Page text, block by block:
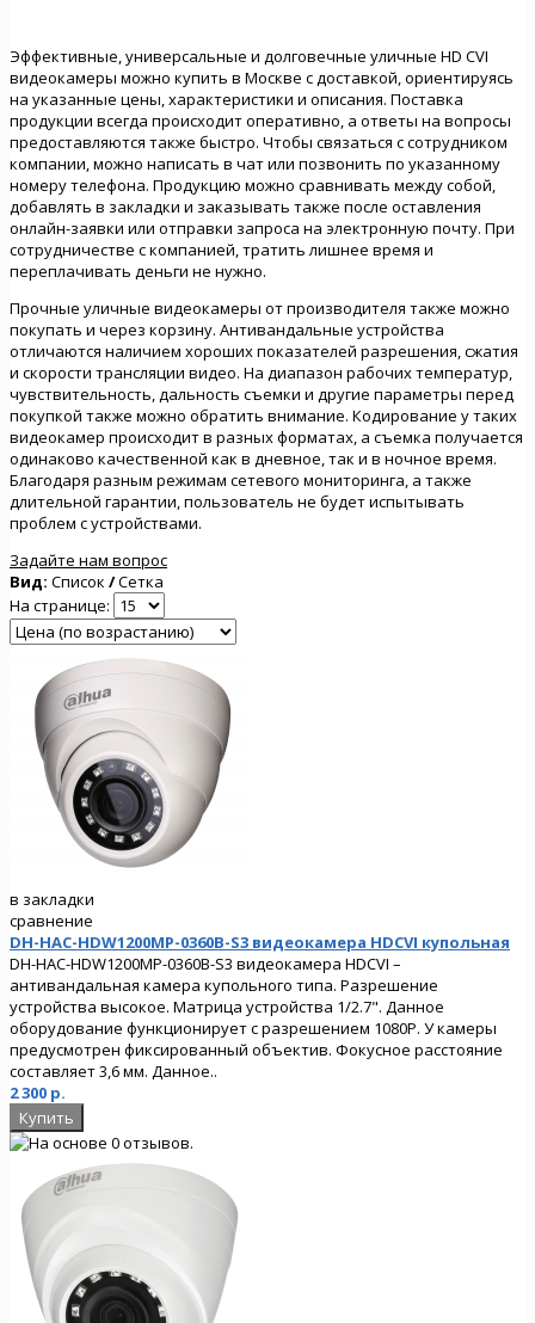
Эффективные, универсальные и долговечные уличные HD CVI
видеокамеры можно купить в Москве с доставкой, ориентируясь
на указанные цены, характеристики и описания. Поставка
продукции всегда происходит оперативно, а ответы на вопросы
предоставляются также быстро. Чтобы связаться с сотрудником
компании, можно написать в чат или позвонить по указанному
номеру телефона. Продукцию можно сравнивать между собой,
добавлять в закладки и заказывать также после оставления
онлайн-заявки или отправки запроса на электронную почту. При
сотрудничестве с компанией, тратить лишнее время и
переплачивать деньги не нужно.
Прочные уличные видеокамеры от производителя также можно
покупать и через корзину. Антивандальные устройства
отличаются наличием хороших показателей разрешения, сжатия
и скорости трансляции видео. На диапазон рабочих температур,
чувствительность, дальность съемки и другие параметры перед
покупкой также можно обратить внимание. Кодирование у таких
видеокамер происходит в разных форматах, а съемка получается
одинаково качественной как в дневное, так и в ночное время.
Благодаря разным режимам сетевого мониторинга, а также
длительной гарантии, пользователь не будет испытывать
проблем с устройствами.
Задайте нам вопрос
Вид: Список /Сетка
На странице:
в закладки
сравнение
DH-HAC-HDW1200MP-0360B-S3 видеокамера HDCVI купольная
DH-HAC-HDW1200MP-0360B-S3 видеокамера HDCVI –
антивандальная камера купольного типа. Разрешение
устройства высокое. Матрица устройства 1/2.7". Данное
оборудование функционирует с разрешением 1080Р. У камеры
предусмотрен фиксированный объектив. Фокусное расстояние
составляет 3,6 мм. Данное..
2 300 р.